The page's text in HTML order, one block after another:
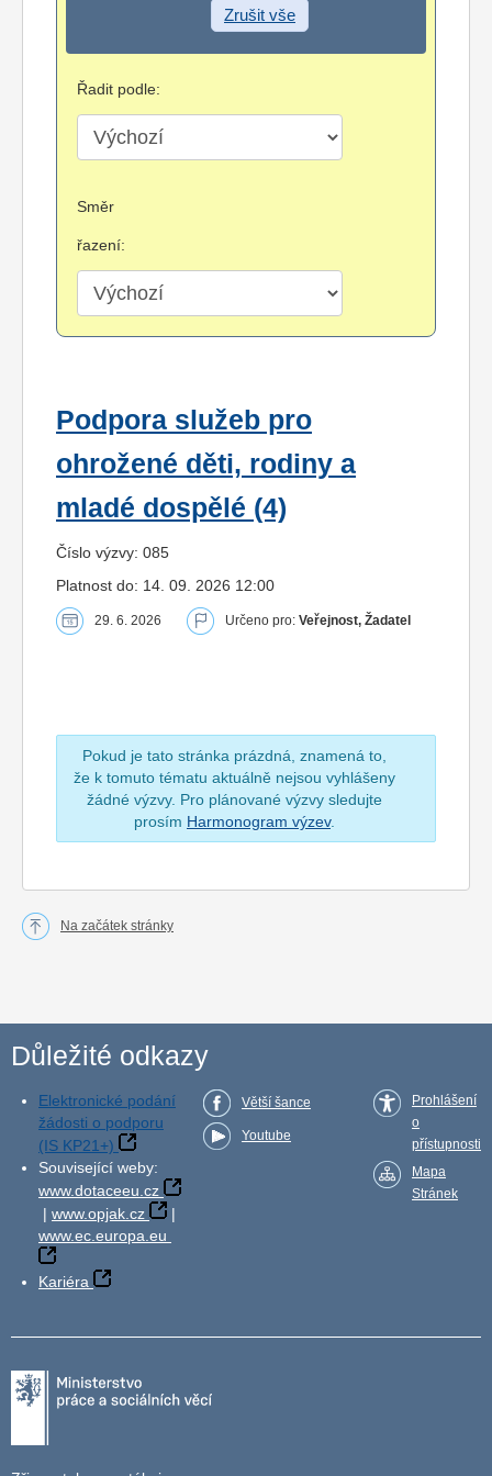
Zrušit vše
Řadit podle:
Směr
řazení:
Podpora služeb pro
ohrožené děti, rodiny a
mladé dospělé (4)
Číslo výzvy: 085
Platnost do: 14. 09. 2026 12:00
29. 6. 2026 Určeno pro: Veřejnost, Žadatel
Pokud je tato stránka prázdná, znamená to,
že k tomuto tématu aktuálně nejsou vyhlášeny
žádné výzvy. Pro plánované výzvy sledujte
prosím Harmonogram výzev.
Na začátek stránky
Důležité odkazy
Elektronické podání
žádosti o podporu
(IS KP21+)
Související weby:
www.dotaceeu.cz
| www.opjak.cz
|
www.ec.europa.eu
Kariéra
Větší šance
Youtube
Prohlášení
o
přístupnosti
Mapa
Stránek